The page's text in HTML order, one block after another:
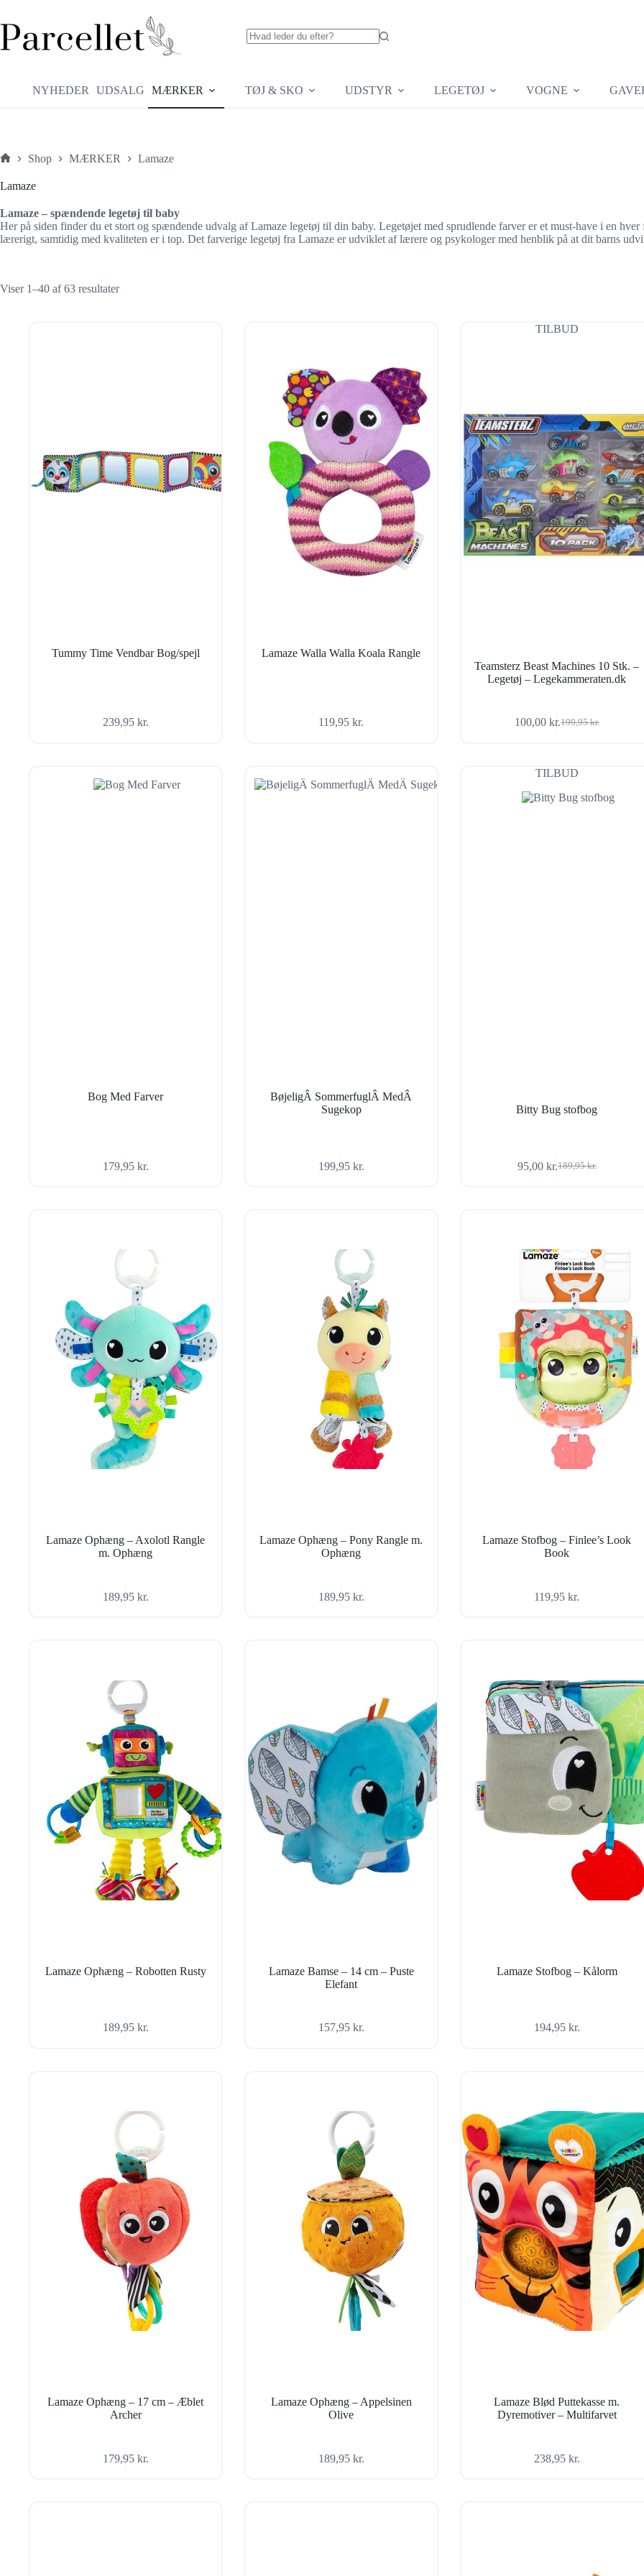
indhold
NYHEDER UDSALG MÆRKER TØJ & SKO UDSTYR LEGETØJ VOGNE
Shop MÆRKER Lamaze
Lamaze
Lamaze – spændende legetøj til baby
Her på siden finder du et stort og spændende udvalg af Lamaze legetøj til din baby. Legetøjet med sprudlende farver er et must-have i en
lærerigt, samtidig med kvaliteten er i top. Det farverige legetøj fra Lamaze er udviklet af lærere og psykologer med henblik på at dit barns
Viser 1–40 af 63 resultaterSorteret
Tummy Time Vendbar Bog/spejl
239,95 kr.
Lamaze Walla Walla Koala Rangle
119,95kr.
TILBUD
Teamsterz Beast Machines 10 Stk. –
Legetøj – Legekammeraten.dk
199,95kr.
Den
var:
199,95 kr..
100,00 kr.Den
er:
100,00 kr..
Bog Med Farver
179,95 kr.
BøjeligÂ SommerfuglÂ MedÂ
Sugekop
199,95 kr.
TILBUD
Bitty Bug stofbog
189,95kr.
Den
95,00 kr.Den
Lamaze Ophæng – Axolotl Rangle
m. Ophæng
189,95 kr.
Lamaze Ophæng – Pony Rangle m.
Ophæng
189,95 kr.
Lamaze Stofbog – Finlee’s Look
Book
119,95kr.
Lamaze Ophæng – Robotten Rusty
189,95 kr.
Lamaze Bamse – 14 cm – Puste
Elefant
157,95 kr.
Lamaze Stofbog – Kålorm
194,95 kr.
Lamaze Ophæng – 17 cm – Æblet
Archer
179,95 kr.
Lamaze Ophæng – Appelsinen
Olive
189,95 kr.
Lamaze Blød Puttekasse m.
Dyremotiver – Multifarvet
238,95 kr.